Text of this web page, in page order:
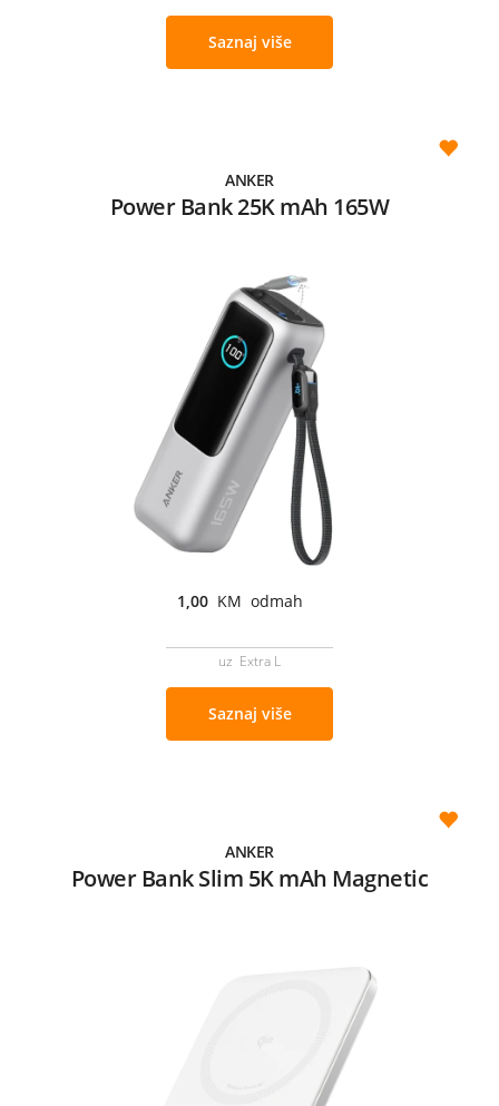
Saznaj više
ANKER
Power Bank 25K mAh 165W
1,00 KM odmah
uz Extra L
Saznaj više
ANKER
Power Bank Slim 5K mAh Magnetic